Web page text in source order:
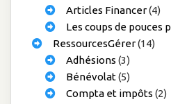
Articles Financer(4)
Les coups de pouces
RessourcesGérer(14)
Adhésions (3)
Bénévolat(5)
Compta et impôts (2)